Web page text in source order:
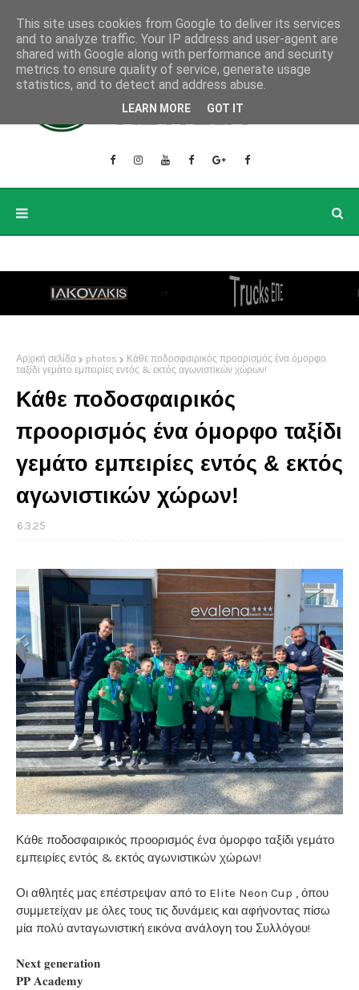
Αρχική σελίδα photos
Κάθε ποδοσφαιρικός προορισμός ένα όμορφο
ταξίδι γεμάτο εμπειρίες εντός & εκτός αγωνιστικών χώρων!
Κάθε ποδοσφαιρικός
προορισμός ένα όμορφο ταξίδι
γεμάτο εμπειρίες εντός & εκτός
αγωνιστικών χώρων!
6.3.25
Κάθε ποδοσφαιρικός προορισμός ένα όμορφο ταξίδι γεμάτο
εμπειρίες εντός & εκτός αγωνιστικών χώρων!
Οι αθλητές μας επέστρεψαν από το Elite Neon Cup , όπου
συμμετείχαν με όλες τους τις δυνάμεις και αφήνοντας πίσω
μία πολύ ανταγωνιστική εικόνα ανάλογη του Συλλόγου!
𝐍𝐞𝐱𝐭 𝐠𝐞𝐧𝐞𝐫𝐚𝐭𝐢𝐨𝐧
𝐏𝐏 𝐀𝐜𝐚𝐝𝐞𝐦𝐲
This site uses cookies from Google to deliver its services
and to analyze traffic. Your IP address and user-agent are
shared with Google along with performance and security
metrics to ensure quality of service, generate usage
statistics, and to detect and address abuse.
LEARN MORE GOT IT